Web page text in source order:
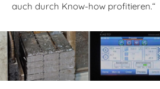
auch durch Know-how profitieren.“